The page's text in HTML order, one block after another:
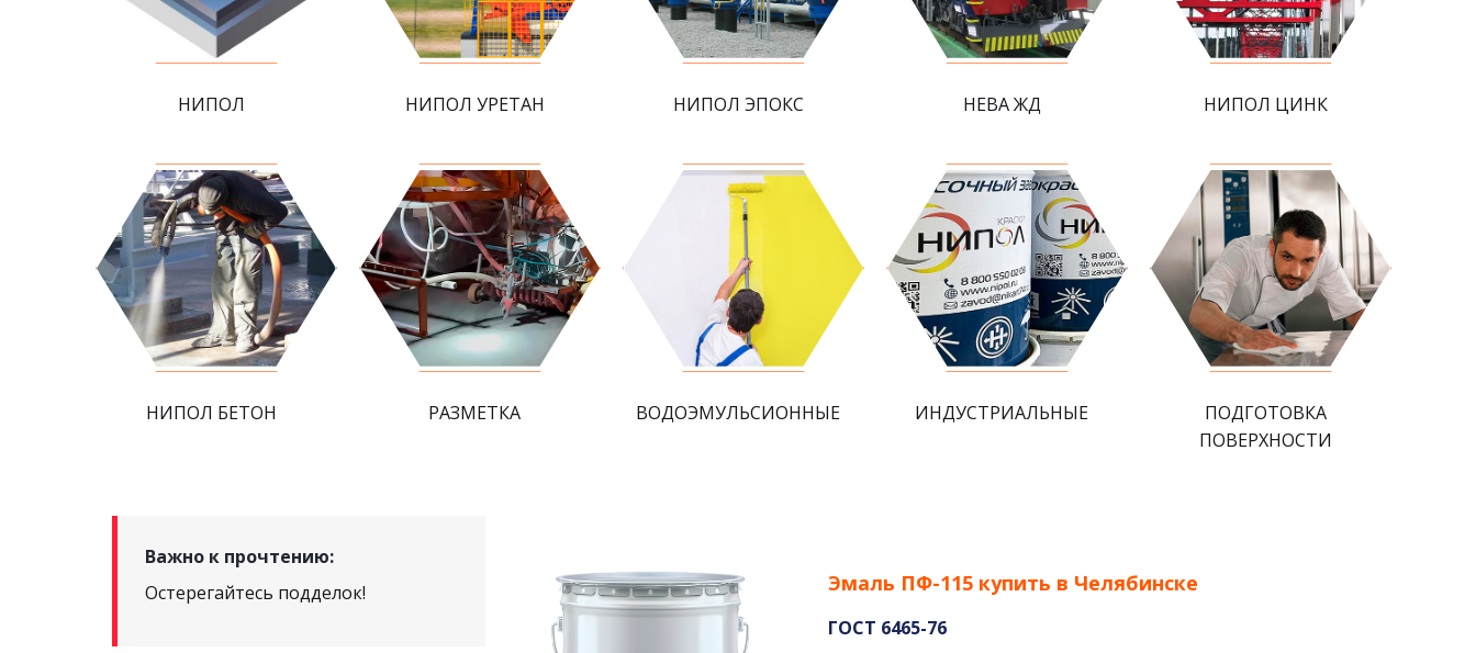
НИПОЛ НИПОЛ УРЕТАН НИПОЛ ЭПОКС НЕВА ЖД НИПОЛ ЦИНК
НИПОЛ БЕТОН РАЗМЕТКА ВОДОЭМУЛЬСИОННЫЕ ИНДУСТРИАЛЬНЫЕ
ПОДГОТОВКА
ПОВЕРХНОСТИ
Важно к прочтению:
Остерегайтесь подделок!
Эмаль ПФ-115 купить в Челябинске
ГОСТ 6465-76